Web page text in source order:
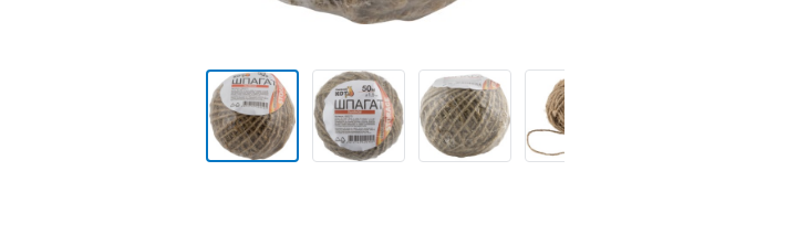
продуктов. Благодаря
натуральному
шпагат считается